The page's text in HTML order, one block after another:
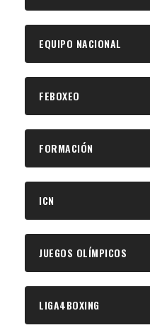
EQUIPO NACIONAL
FEBOXEO
FORMACIÓN
ICN
JUEGOS OLÍMPICOS
LIGA4BOXING